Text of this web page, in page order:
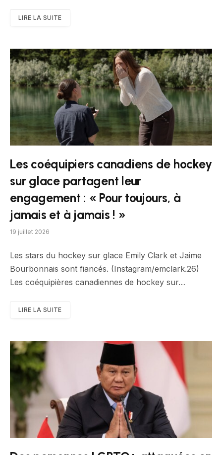
LIRE LA SUITE
Les coéquipiers canadiens de hockey
sur glace partagent leur
engagement : « Pour toujours, à
jamais et à jamais ! »
19 juillet 2026
Les stars du hockey sur glace Emily Clark et Jaime
Bourbonnais sont fiancés. (Instagram/emclark.26)
Les coéquipières canadiennes de hockey sur…
LIRE LA SUITE